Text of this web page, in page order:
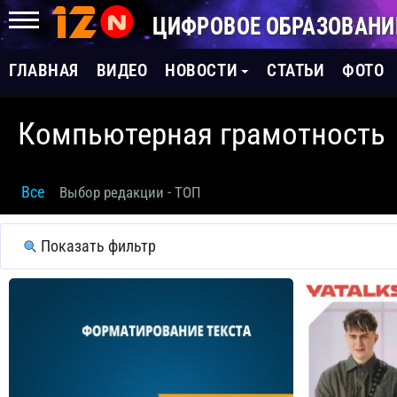
ЦИФРОВОЕ
ГЛАВНАЯ ВИДЕО НОВОСТИ СТАТЬИ ФОТО
Компьютерная грамотность
Все Выбор редакции - ТОП
Показать фильтр